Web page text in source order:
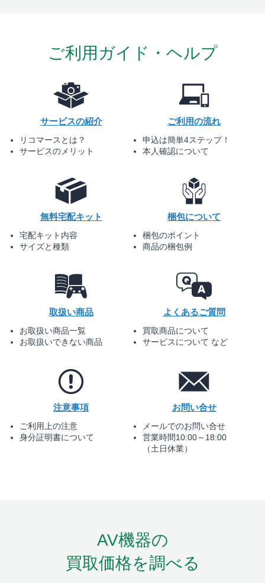
ご利用ガイド・ヘルプ
サービスの紹介
リコマースとは？
サービスのメリット
ご利用の流れ
申込は簡単4ステップ！
本人確認について
無料宅配キット
宅配キット内容
サイズと種類
梱包について
梱包のポイント
商品の梱包例
取扱い商品
お取扱い商品一覧
お取扱いできない商品
よくあるご質問
買取商品について
サービスについて など
注意事項
ご利用上の注意
身分証明書について
お問い合せ
メールでのお問い合せ
営業時間10:00～18:00
（土日休業）
AV機器の
買取価格を調べる